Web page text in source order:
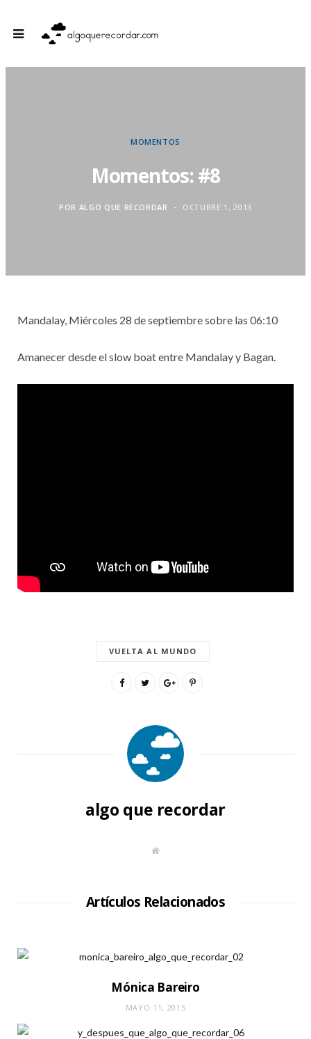
MOMENTOS
Momentos: #8
POR ALGO QUE RECORDAR OCTUBRE 1, 2013
Mandalay, Miércoles 28 de septiembre sobre las 06:10
Amanecer desde el slow boat entre Mandalay y Bagan.
VUELTA AL MUNDO
algo que recordar
S
W
Artículos Relacionados
Mónica Bareiro
MAYO 11, 2015